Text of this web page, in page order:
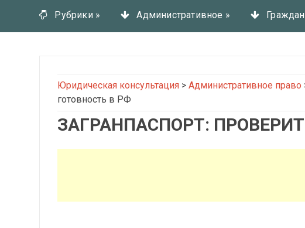
Рубрики » Административное »
Юридическая консультация >Административное право
готовность в РФ
ЗАГРАНПАСПОРТ: